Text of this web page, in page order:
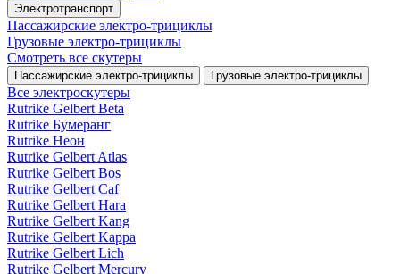
Электротранспорт
Пассажирские электро‑трициклы
Грузовые электро‑трициклы
Смотреть все скутеры
Пассажирские электро‑трициклы Грузовые электро‑трициклы
Все электро­скутеры
Rutrike Gelbert Beta
Rutrike Бумеранг
Rutrike Неон
Rutrike Gelbert Atlas
Rutrike Gelbert Bos
Rutrike Gelbert Caf
Rutrike Gelbert Hara
Rutrike Gelbert Kang
Rutrike Gelbert Kappa
Rutrike Gelbert Lich
Rutrike Gelbert Mercury